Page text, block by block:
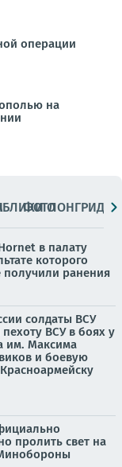
операции
на
ФОТОЛОНГРИДЫ
в палату
которого
ранения
солдаты ВСУ
ВСУ в боях у
им. Максима
и боевую
пролить свет на